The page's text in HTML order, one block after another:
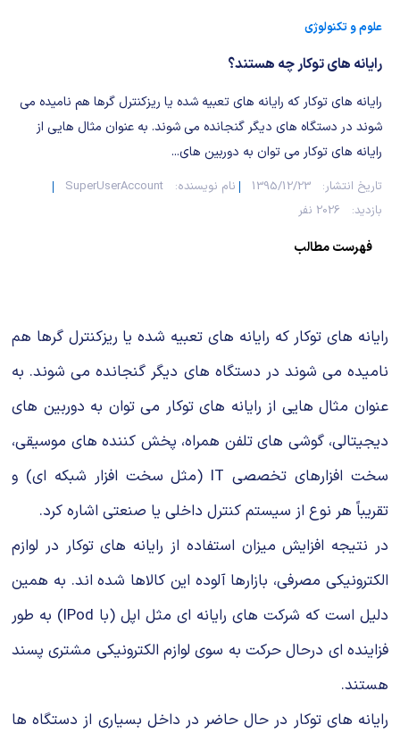
علوم و تکنولوژی
رایانه های توکار چه هستند؟
رایانه های توكار كه رایانه های تعبیه شده یا ریزكنترل گرها هم نامیده می
شوند در دستگاه های دیگر گنجانده می شوند. به عنوان مثال هایی از
رایانه های توكار می توان به دوربین های...
تاریخ انتشار: 1395/12/23 نام نویسنده:
SuperUserAccount
بازدید:
2026 نفر
فهرست مطالب
رایانه های توكار كه رایانه های تعبیه شده یا ریزكنترل گرها هم
نامیده می شوند در دستگاه های دیگر گنجانده می شوند. به
عنوان مثال هایی از رایانه های توكار می توان به دوربین های
دیجیتالی، گوشی های تلفن همراه، پخش كننده های موسیقی،
سخت افزارهای تخصصی IT (مثل سخت افزار شبكه ای) و
تقریباً هر نوع از سیستم كنترل داخلی یا صنعتی اشاره كرد.
در نتیجه افزایش میزان استفاده از رایانه های توكار در لوازم
الكترونیكی مصرفی، بازارها آلوده این كالاها شده اند. به همین
دلیل است كه شركت های رایانه ای مثل اپل (با IPod) به طور
فزاینده ای درحال حركت به سوی لوازم الكترونیكی مشتری پسند
هستند.
رایانه های توكار در حال حاضر در داخل بسیاری از دستگاه ها
مطالب جالب شیمی
بمب های شیمیایی
شیمی عمومی
طب سنتی
گیاهان دارویی